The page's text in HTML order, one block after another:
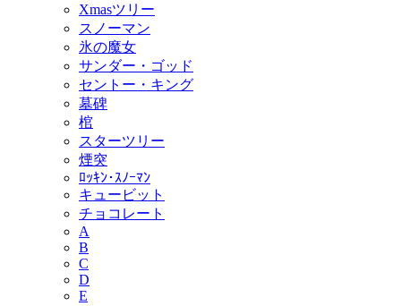
Xmasツリー
スノーマン
氷の魔女
サンダー・ゴッド
セントー・キング
墓碑
棺
スターツリー
煙突
ﾛｯｷﾝ･ｽﾉｰﾏﾝ
キュービット
チョコレート
A
B
C
D
E